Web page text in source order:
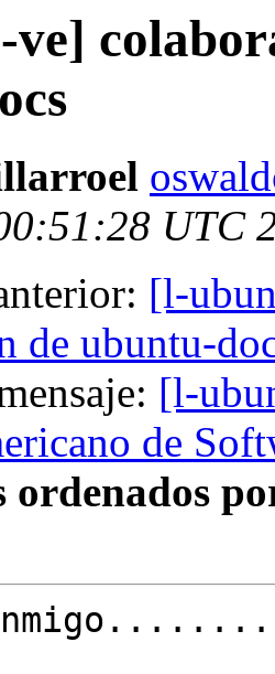
UTC
[l-
de ubuntu-
[l-
de
ordenados